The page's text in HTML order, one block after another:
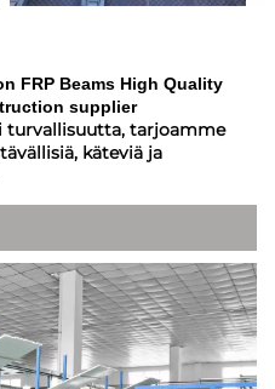
turvallisuutta, tarjoamme
käteviä ja